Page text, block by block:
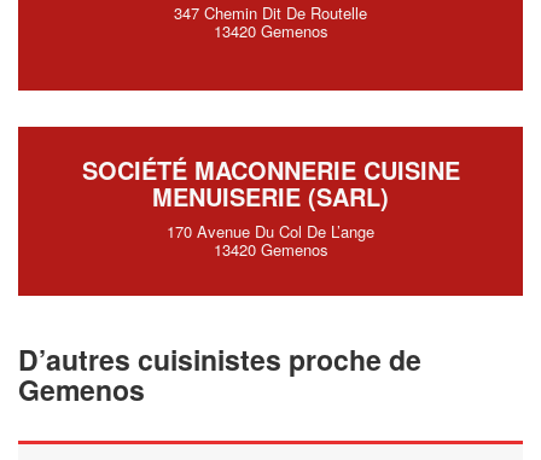
347 Chemin Dit De Routelle
13420 Gemenos
SOCIÉTÉ MACONNERIE CUISINE
MENUISERIE (SARL)
170 Avenue Du Col De L’ange
13420 Gemenos
D’autres cuisinistes proche de
Gemenos